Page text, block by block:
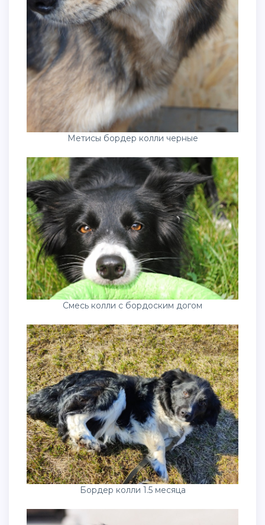
Метисы бордер колли черные
Смесь колли с бордоским догом
Бордер колли 1.5 месяца